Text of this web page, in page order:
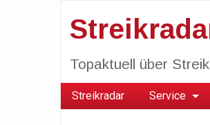
Topaktuell über
Streikradar Service